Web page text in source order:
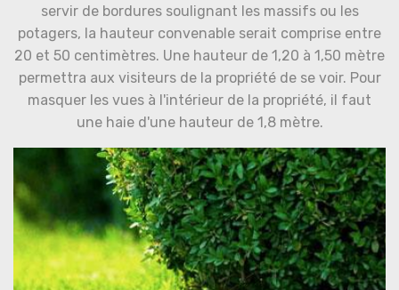
servir de bordures soulignant les massifs ou les
potagers, la hauteur convenable serait comprise entre
20 et 50 centimètres. Une hauteur de 1,20 à 1,50 mètre
permettra aux visiteurs de la propriété de se voir. Pour
masquer les vues à l'intérieur de la propriété, il faut
une haie d'une hauteur de 1,8 mètre.